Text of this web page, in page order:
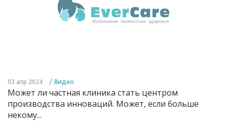
03 апр 2024 / Видео
Может ли частная клиника стать центром
производства инноваций. Может, если больше
некому...